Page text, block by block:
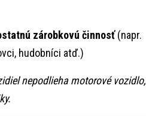
zárobkovú činnosť(napr.
hudobníci atď.)
nepodlieha motorové vozidlo,